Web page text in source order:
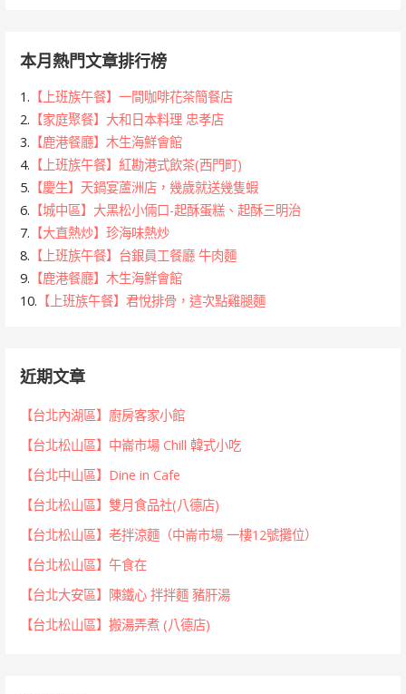
本月熱門文章排行榜
1. 【上班族午餐】一間咖啡花茶簡餐店
2. 【家庭聚餐】大和日本料理 忠孝店
3. 【鹿港餐廳】木生海鮮會館
4. 【上班族午餐】紅勘港式飲茶(西門町)
5. 【慶生】天鍋宴蘆洲店，幾歲就送幾隻蝦
6. 【城中區】大黑松小倆口-起酥蛋糕、起酥三明治
7. 【大直熱炒】珍海味熱炒
8. 【上班族午餐】台銀員工餐廳 牛肉麵
9. 【鹿港餐廳】木生海鮮會館
10. 【上班族午餐】君悅排骨，這次點雞腿麵
近期文章
【台北內湖區】廚房客家小館
【台北松山區】中崙市場 Chill 韓式小吃
【台北中山區】Dine in Cafe
【台北松山區】雙月食品社(八德店)
【台北松山區】老拌涼麵（中崙市場 一樓12號攤位）
【台北松山區】午食在
【台北大安區】陳鐵心 拌拌麵 豬肝湯
【台北松山區】搬湯弄煮 (八德店)